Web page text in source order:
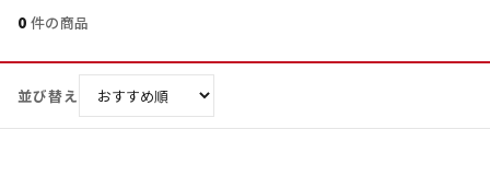
0 件の商品
並び替え